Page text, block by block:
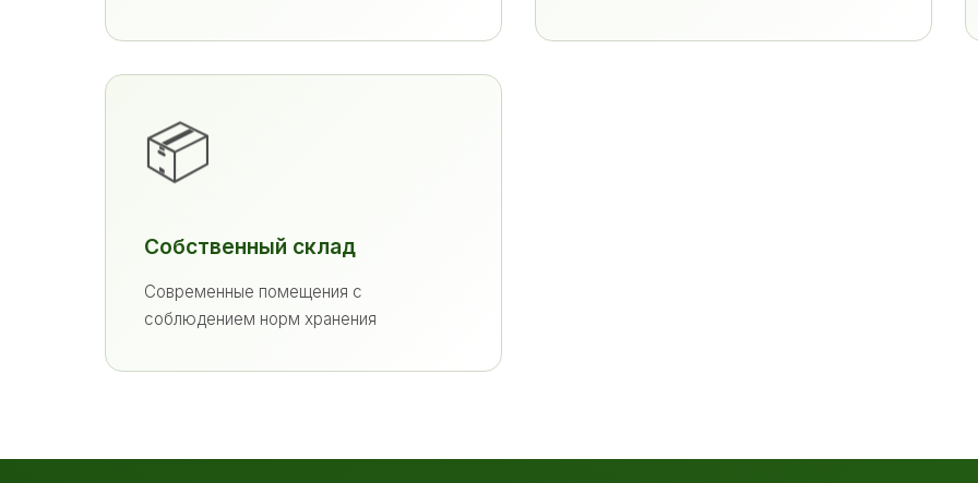
📦
Собственный склад
Современные помещения с
соблюдением норм хранения